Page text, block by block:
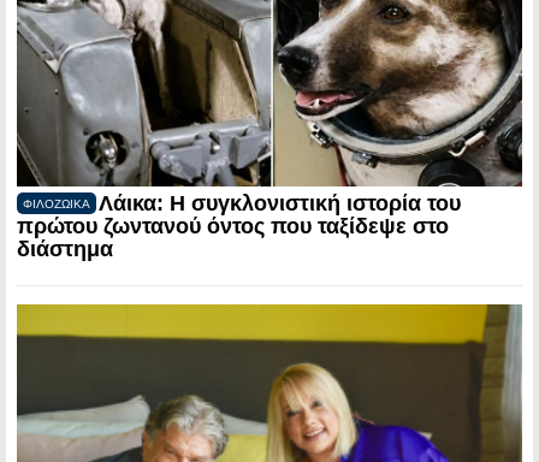
ΦΙΛΟΖΩΙΚΑ
Λάικα: Η συγκλονιστική ιστορία του
πρώτου ζωντανού όντος που ταξίδεψε στο
διάστημα